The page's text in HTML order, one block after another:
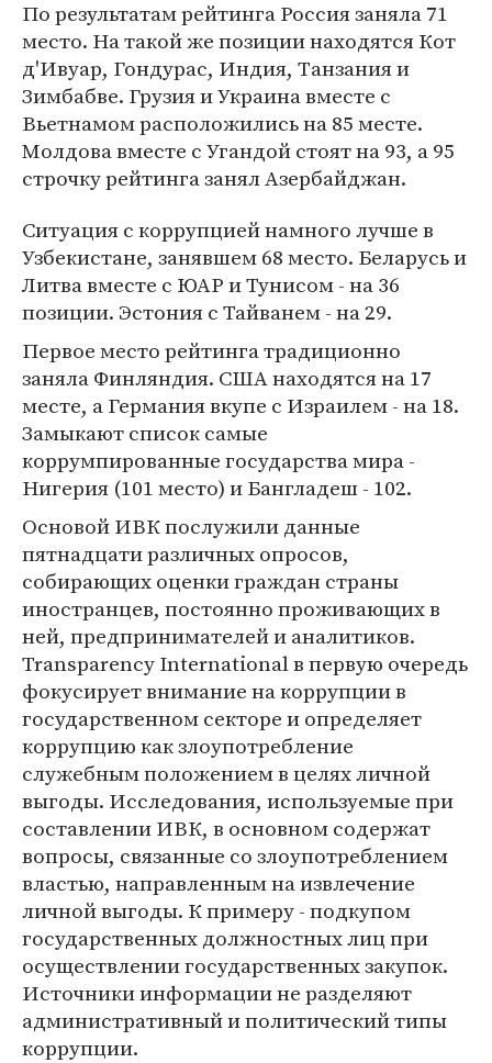
По результатам рейтинга Россия заняла 71
место. На такой же позиции находятся Кот
д'Ивуар, Гондурас, Индия, Tанзания и
Зимбабве. Грузия и Украина вместе с
Вьетнамом расположились на 85 месте.
Молдова вместе с Угандой стоят на 93, а 95
строчку рейтинга занял Азербайджан.
Ситуация с коррупцией намного лучше в
Узбекистане, занявшем 68 место. Беларусь и
Литва вместе с ЮАР и Тунисом - на 36
позиции. Эстония с Тайванем - на 29.
Первое место рейтинга традиционно
заняла Финляндия. США находятся на 17
месте, а Германия вкупе с Израилем - на 18.
Замыкают список самые
коррумпированные государства мира -
Нигерия (101 место) и Бангладеш - 102.
Основой ИВК послужили данные
пятнадцати различных опросов,
собирающих оценки граждан страны
иностранцев, постоянно проживающих в
ней, предпринимателей и аналитиков.
Transparency International в первую очередь
фокусирует внимание на коррупции в
государственном секторе и определяет
коррупцию как злоупотребление
служебным положением в целях личной
выгоды. Исследования, используемые при
составлении ИВК, в основном содержат
вопросы, связанные со злоупотреблением
властью, направленным на извлечение
личной выгоды. К примеру - подкупом
государственных должностных лиц при
осуществлении государственных закупок.
Источники информации не разделяют
административный и политический типы
коррупции.